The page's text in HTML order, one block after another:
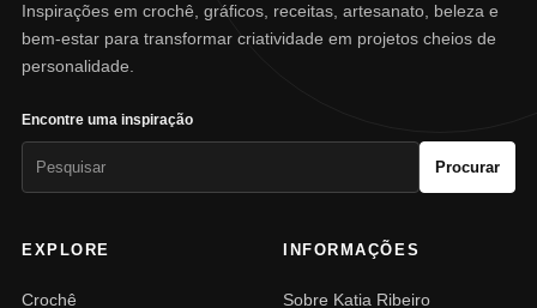
Inspirações em crochê, gráficos, receitas, artesanato, beleza e
bem-estar para transformar criatividade em projetos cheios de
personalidade.
Encontre uma inspiração
Procurar
EXPLORE
Crochê
INFORMAÇÕES
Sobre Katia Ribeiro